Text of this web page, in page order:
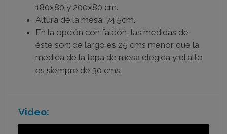
180x80 y 200x80 cm.
Altura de la mesa: 74'5cm.
En la opción con faldón, las medidas de
éste son: de largo es 25 cms menor que la
medida de la tapa de mesa elegida y el alto
es siempre de 30 cms.
Video: